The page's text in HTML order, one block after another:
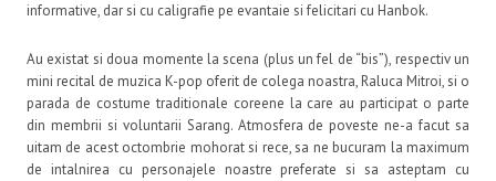
informative, dar si cu caligrafie pe evantaie si felicitari cu Hanbok.
Au existat si doua momente la scena (plus un fel de “bis”), respectiv un
mini recital de muzica K-pop oferit de colega noastra, Raluca Mitroi, si o
parada de costume traditionale coreene la care au participat o parte
din membrii si voluntarii Sarang. Atmosfera de poveste ne-a facut sa
uitam de acest octombrie mohorat si rece, sa ne bucuram la maximum
de intalnirea cu personajele noastre preferate si sa asteptam cu